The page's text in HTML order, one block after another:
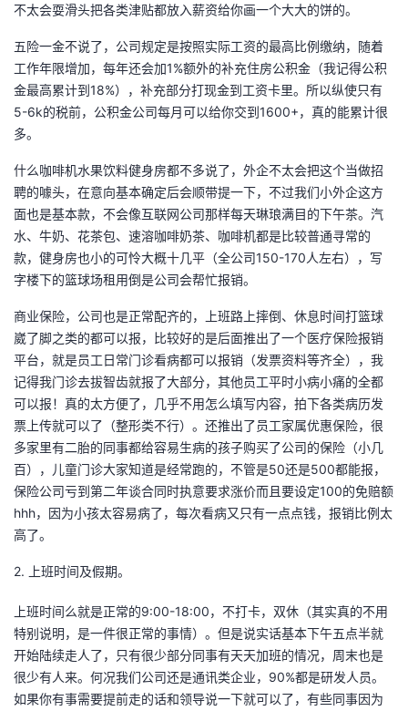
程认
证
的
实
验
我
的
收
藏
支
持
声
建
议
不太会耍滑头把各类津贴都放入薪资给你画一个大大的饼的。
五险一金不说了，公司规定是按照实际工资的最高比例缴纳，随着
工作年限增加，每年还会加1%额外的补充住房公积金（我记得公积
金最高累计到18%），补充部分打现金到工资卡里。所以纵使只有
5-6k的税前，公积金公司每月可以给你交到1600+，真的能累计很
多。
什么咖啡机水果饮料健身房都不多说了，外企不太会把这个当做招
聘的噱头，在意向基本确定后会顺带提一下，不过我们小外企这方
面也是基本款，不会像互联网公司那样每天琳琅满目的下午茶。汽
水、牛奶、花茶包、速溶咖啡奶茶、咖啡机都是比较普通寻常的
款，健身房也小的可怜大概十几平（全公司150-170人左右），写
字楼下的篮球场租用倒是公司会帮忙报销。
商业保险，公司也是正常配齐的，上班路上摔倒、休息时间打篮球
崴了脚之类的都可以报，比较好的是后面推出了一个医疗保险报销
平台，就是员工日常门诊看病都可以报销（发票资料等齐全），我
记得我门诊去拔智齿就报了大部分，其他员工平时小病小痛的全都
可以报！真的太方便了，几乎不用怎么填写内容，拍下各类病历发
票上传就可以了（整形类不行）。还推出了员工家属优惠保险，很
多家里有二胎的同事都给容易生病的孩子购买了公司的保险（小几
百），儿童门诊大家知道是经常跑的，不管是50还是500都能报，
保险公司亏到第二年谈合同时执意要求涨价而且要设定100的免赔额
hhh，因为小孩太容易病了，每次看病又只有一点点钱，报销比例太
高了。
2. 上班时间及假期。
上班时间么就是正常的9:00-18:00，不打卡，双休（其实真的不用
特别说明，是一件很正常的事情）。但是说实话基本下午五点半就
开始陆续走人了，只有很少部分同事有天天加班的情况，周末也是
很少有人来。何况我们公司还是通讯类企业，90%都是研发人员。
如果你有事需要提前走的话和领导说一下就可以了，有些同事因为